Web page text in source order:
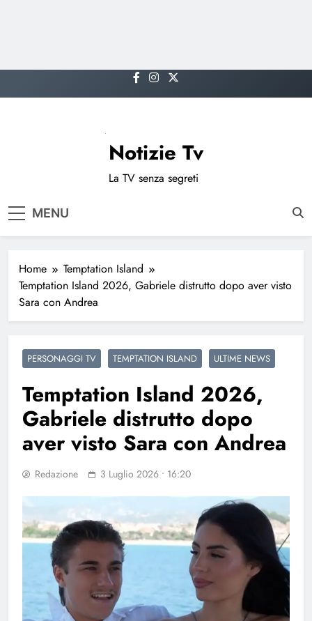
to
Notizie Tv
La TV senza segreti
MENU
Home
Temptation Island
Temptation Island 2026, Gabriele distrutto dopo aver visto
Sara con Andrea
PERSONAGGI TV TEMPTATION ISLAND ULTIME NEWS
Temptation Island 2026,
Gabriele distrutto dopo
aver visto Sara con Andrea
Redazione 3 Luglio 2026 • 16:20